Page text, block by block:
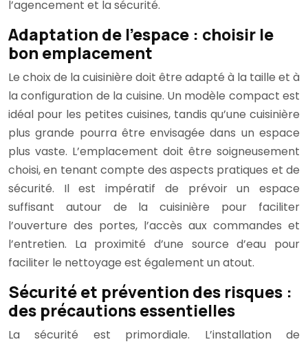
l’agencement et la sécurité.
Adaptation de l’espace : choisir le
bon emplacement
Le choix de la cuisinière doit être adapté à la taille et à
la configuration de la cuisine. Un modèle compact est
idéal pour les petites cuisines, tandis qu’une cuisinière
plus grande pourra être envisagée dans un espace
plus vaste. L’emplacement doit être soigneusement
choisi, en tenant compte des aspects pratiques et de
sécurité. Il est impératif de prévoir un espace
suffisant autour de la cuisinière pour faciliter
l’ouverture des portes, l’accès aux commandes et
l’entretien. La proximité d’une source d’eau pour
faciliter le nettoyage est également un atout.
Sécurité et prévention des risques :
des précautions essentielles
La sécurité est primordiale. L’installation de